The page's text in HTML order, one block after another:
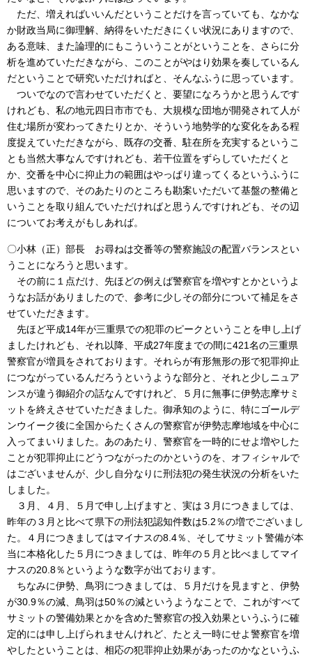
ただ、増えればいいんだということだけを言っていても、なかな
か財政当局に御理解、納得をいただきにくい状況にありますので、
ある意味、また論理的にもこういうことがということを、さらに分
析を進めていただきながら、このことがやはり効果を奏しているん
だということで研究いただければと、そんなふうに思っています。
ついでなので言わせていただくと、要望になろうかと思うんです
けれども、私の地元四日市市でも、大規模な団地が開発されて人が
住む場所が変わってきたりとか、そういう地勢学的な変化をある程
度捉えていただきながら、既存の交番、駐在所を充実するというこ
とも当然大事なんですけれども、若干位置をずらしていただくと
か、交番を中心に抑止力の範囲はやっぱり違ってくるというふうに
思いますので、そのあたりのところも勘案いただいて基盤の整備と
いうことを取り組んでいただければと思うんですけれども、その辺
についてお考えがもしあれば。
〇小林（正）部長 お尋ねは交番等の警察施設の配置バランスとい
うことになろうと思います。
その前に１点だけ、先ほどの例えば警察官を増やすとかというよ
うなお話がありましたので、参考に少しその部分について補足をさ
せていただきます。
先ほど平成14年が三重県での犯罪のピークということを申し上げ
ましたけれども、それ以降、平成27年度までの間に421名の三重県
警察官が増員をされております。それらが有形無形の形で犯罪抑止
につながっているんだろうというような部分と、それと少しニュア
ンスが違う御紹介の話なんですけれど、５月に無事に伊勢志摩サミ
ットを終えさせていただきました。御承知のように、特にゴールデ
ンウイーク後に全国からたくさんの警察官が伊勢志摩地域を中心に
入ってまいりました。あのあたり、警察官を一時的にせよ増やした
ことが犯罪抑止にどうつながったのかというのを、オフィシャルで
はございませんが、少し自分なりに刑法犯の発生状況の分析をいた
しました。
３月、４月、５月で申し上げますと、実は３月につきましては、
昨年の３月と比べて県下の刑法犯認知件数は5.2％の増でございまし
た。４月につきましてはマイナスの8.4％、そしてサミット警備が本
当に本格化した５月につきましては、昨年の５月と比べましてマイ
ナスの20.8％というような数字が出ております。
ちなみに伊勢、鳥羽につきましては、５月だけを見ますと、伊勢
が30.9％の減、鳥羽は50％の減というようなことで、これがすべて
サミットの警備効果とかを含めた警察官の投入効果というふうに確
定的には申し上げられませんけれど、たとえ一時にせよ警察官を増
やしたということは、相応の犯罪抑止効果があったのかなというふ